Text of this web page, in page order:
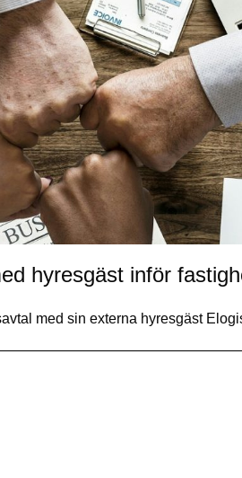
hyresgäst inför
med sin externa hyresgäst